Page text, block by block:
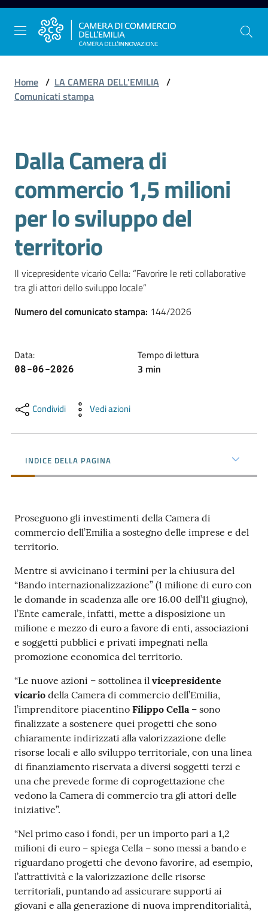
Vai al contenuto
Vai alla navigazione
Vai al footer
dell'Emilia
Gestire
l'impresa
Promuovere
l'impresa
e
territorio
Tutelare
il
Prenotazioni
on line
Pagamenti
on line
Accedi
Registrati
Seguici
su
Home / LA CAMERA DELL'EMILIA /
Comunicati stampa
Salta al contenuto
Dalla Camera di
commercio 1,5 milioni
per lo sviluppo del
territorio
Il vicepresidente vicario Cella: “Favorire le reti collaborative
tra gli attori dello sviluppo locale”
Numero del comunicato stampa: 144/2026
Data:
08-06-2026
Tempo di lettura
3 min
Condividi Vedi azioni
INDICE DELLA PAGINA
Proseguono gli investimenti della Camera di
commercio dell’Emilia a sostegno delle imprese e del
territorio.
Mentre si avvicinano i termini per la chiusura del
“Bando internazionalizzazione” (1 milione di euro con
le domande in scadenza alle ore 16.00 dell’11 giugno),
l’Ente camerale, infatti, mette a disposizione un
milione e mezzo di euro a favore di enti, associazioni
e soggetti pubblici e privati impegnati nella
promozione economica del territorio.
“Le nuove azioni – sottolinea il vicepresidente
vicario della Camera di commercio dell’Emilia,
l’imprenditore piacentino Filippo Cella– sono
finalizzate a sostenere quei progetti che sono
chiaramente indirizzati alla valorizzazione delle
risorse locali e allo sviluppo territoriale, con una linea
di finanziamento riservata a diversi soggetti terzi e
una che prevede forme di coprogettazione che
vedono la Camera di commercio tra gli attori delle
iniziative”.
“Nel primo caso i fondi, per un importo pari a 1,2
milioni di euro – spiega Cella – sono messi a bando e
riguardano progetti che devono favorire, ad esempio,
l’attrattività e la valorizzazione delle risorse
territoriali, puntando ad assicurare supporti ai
giovani e alla generazione di nuova imprenditorialità,